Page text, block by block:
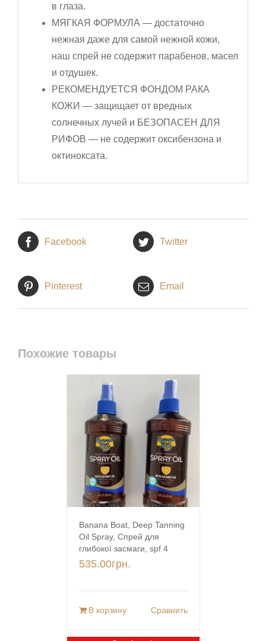
в глаза.
МЯГКАЯ ФОРМУЛА — достаточно
нежная даже для самой нежной кожи,
наш спрей не содержит парабенов, масел
и отдушек.
РЕКОМЕНДУЕТСЯ ФОНДОМ РАКА
КОЖИ — защищает от вредных
солнечных лучей и БЕЗОПАСЕН ДЛЯ
РИФОВ — не содержит оксибензона и
октиноксата.
Facebook Twitter
Pinterest Email
Похожие товары
Banana Boat, Deep Tanning
Oil Spray, Спрей для
глибокої засмаги, spf 4
535.00грн.
В корзину Сравнить